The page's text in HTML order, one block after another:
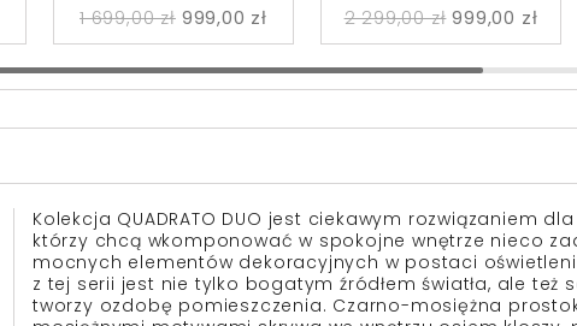
1 699,00 zł 999,00 zł 2 299,00 zł 999,00 zł
Kolekcja QUADRATO DUO jest ciekawym rozwiązaniem
którzy chcą wkomponować w spokojne wnętrze nieco
mocnych elementów dekoracyjnych w postaci
z tej serii jest nie tylko bogatym źródłem światła, ale też
tworzy ozdobę pomieszczenia. Czarno-mosiężna